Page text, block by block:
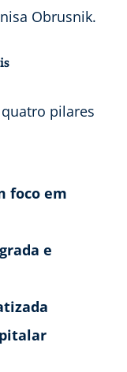
Obrusnik.
pilares
foco em
e